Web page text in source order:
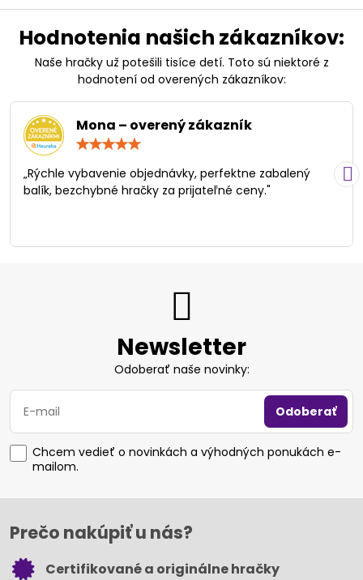
Hodnotenia našich zákazníkov:
Naše hračky už potešili tisíce detí. Toto sú niektoré z
hodnotení od overených zákazníkov:
Mona – overený zákazník
/
5
„Rýchle vybavenie objednávky, perfektne zabalený
balík, bezchybné hračky za prijateľné ceny."
Newsletter
Odoberať naše novinky:
Odoberať
Chcem vedieť o novinkách a výhodných ponukách e-
mailom.
Prečo nakúpiť u nás?
Certifikované a originálne hračky